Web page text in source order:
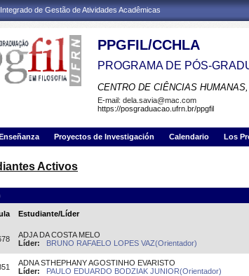
de Gestão de Atividades Acadêmicas
PPGFIL/CCHLA
PROGRAMA DE PÓS-
CENTRO DE CIÊNCIAS
E-mail: dela.savia@mac.com
https://posgraduacao.ufrn.br/ppgfil
Proyectos de Investigación Calendario Los
Activos
Estudiante/Líder
ADJA DA COSTA MELO
Líder:
BRUNO RAFAELO LOPES VAZ(Orientador)
ADNA STHEPHANY AGOSTINHO EVARISTO
Líder:
PAULO EDUARDO BODZIAK JUNIOR(Orientador)